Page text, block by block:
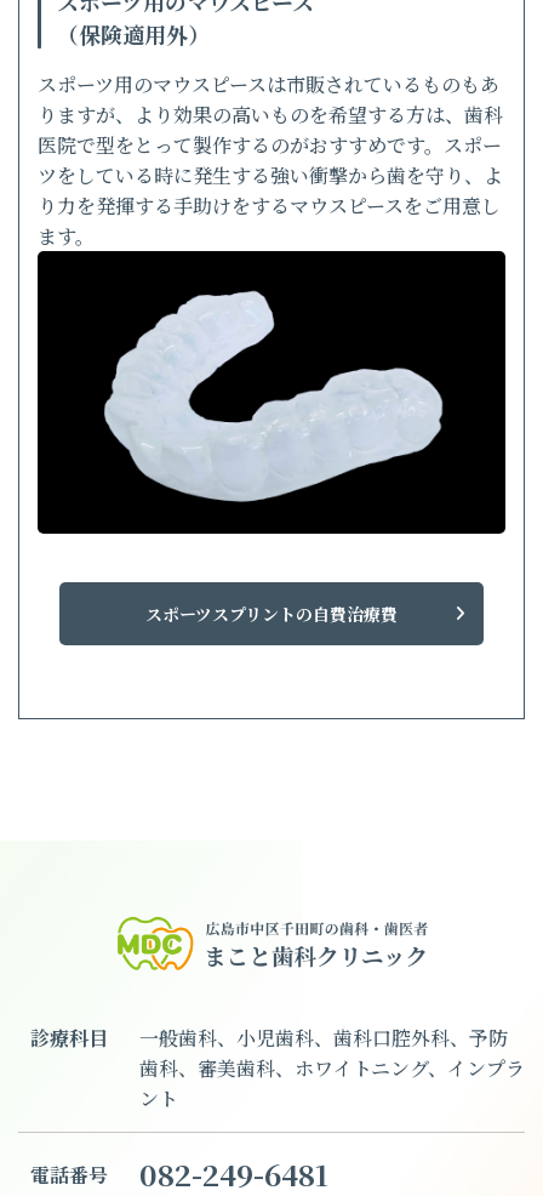
（保険適用外）
スポーツ用のマウスピースは市販されているものもあ
りますが、より効果の高いものを希望する方は、歯科
医院で型をとって製作するのがおすすめです。スポー
ツをしている時に発生する強い衝撃から歯を守り、よ
り力を発揮する手助けをするマウスピースをご用意し
ます。
スポーツスプリントの自費治療費
診療科目
一般歯科、小児歯科、歯科口腔外科、予防
歯科、審美歯科、ホワイトニング、インプラ
ント
電話番号 082-249-6481